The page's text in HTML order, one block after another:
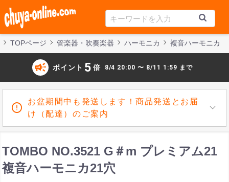
TOPページ 管楽器・吹奏楽器 ハーモニカ 複音ハーモニカ
campaign ポイント 5 倍 8/4 20:00 〜 8/11 1:59 まで
お盆期間中も発送します！商品発送とお届
け（配達）のご案内
TOMBO NO.3521 G＃m プレミアム21
複音ハーモニカ21穴